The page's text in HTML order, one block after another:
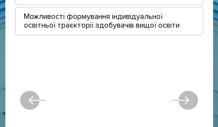
Можливості формування індивідуальної
освітньої траєкторії здобувачів вищої освіти